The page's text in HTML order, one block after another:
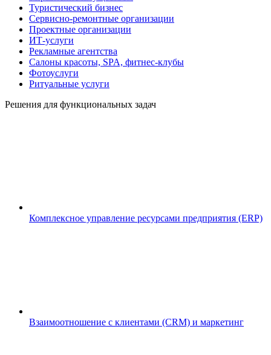
Туристический бизнес
Сервисно-ремонтные организации
Проектные организации
ИТ-услуги
Рекламные агентства
Салоны красоты, SPA, фитнес-клубы
Фотоуслуги
Ритуальные услуги
Решения для функциональных задач
Комплексное управление ресурсами предприятия (ERP)
Взаимоотношение с клиентами (CRM) и маркетинг